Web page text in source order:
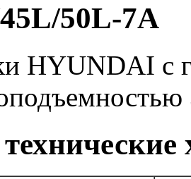
50L-7A
HYUNDAI с